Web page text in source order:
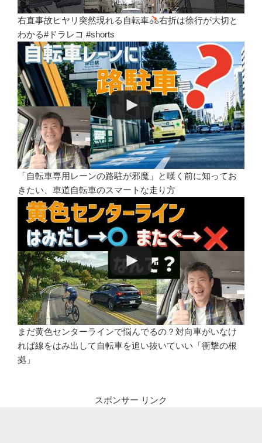
右直事故ヒヤリ突然現れる自転車
右折は徐行が大切と
わかる#ドラレコ #shorts
「自転車専用レーンの路駐が邪魔」と嘆く前に知ってお
きたい、車道自転車のスマートな走り方
まだ黄色センターラインで悩んでるの？対向車がいなけ
れば線をはみ出して自転車を追い抜いていい「衝撃の根
拠」
スポンサー リンク